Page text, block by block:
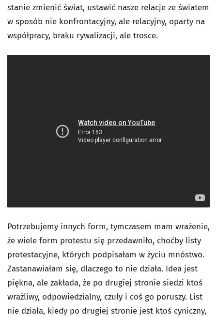
stanie zmienić świat, ustawić nasze relacje ze światem
w sposób nie konfrontacyjny, ale relacyjny, oparty na
współpracy, braku rywalizacji, ale trosce.
Potrzebujemy innych form, tymczasem mam wrażenie,
że wiele form protestu się przedawniło, choćby listy
protestacyjne, których podpisałam w życiu mnóstwo.
Zastanawiałam się, dlaczego to nie działa. Idea jest
piękna, ale zakłada, że po drugiej stronie siedzi ktoś
wrażliwy, odpowiedzialny, czuły i coś go poruszy. List
nie działa, kiedy po drugiej stronie jest ktoś cyniczny,